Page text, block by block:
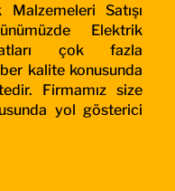
Malzemeleri Satışı
Elektrik
çok fazla
kalite konusunda
Firmamız size
yol gösterici